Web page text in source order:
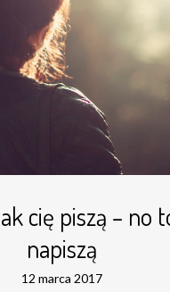
cię piszą – no
napiszą
12 marca 2017